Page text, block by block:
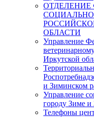
ОБЛАСТИ
Управление
Иркутской
и Зиминском
Управление
городу Зиме
Телефоны